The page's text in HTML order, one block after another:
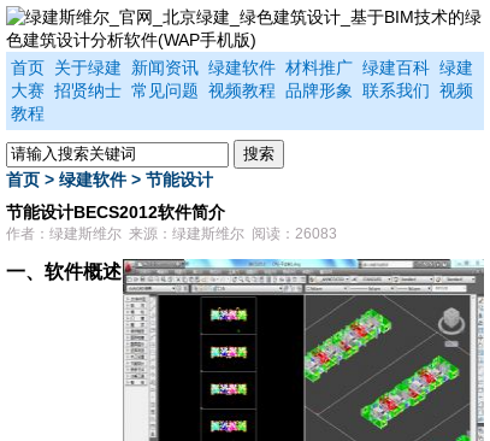
首页 关于绿建 新闻资讯 绿建软件 材料推广 绿建百科 绿建
大赛 招贤纳士 常见问题 视频教程 品牌形象 联系我们 视频
教程
首页 > 绿建软件> 节能设计
节能设计BECS2012软件简介
作者：绿建斯维尔 来源：绿建斯维尔 阅读：26083
一、软件概述